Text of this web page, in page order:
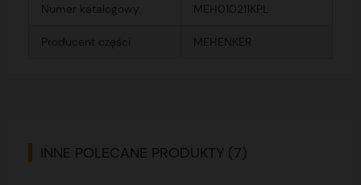
Numer katalogowy MEH010211KPL
Producent części MEHENKER
INNE POLECANE PRODUKTY (7)